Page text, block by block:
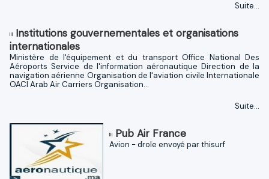
Suite...
Institutions gouvernementales et organisations
internationales
Ministère de l'équipement et du transport Office National Des
Aéroports Service de l'information aéronautique Direction de la
navigation aérienne Organisation de l'aviation civile Internationale
OACI Arab Air Carriers Organisation...
Suite...
Pub Air France
Avion - drole envoyé par thisurf